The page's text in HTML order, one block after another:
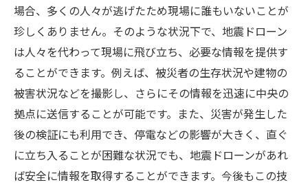
場合、多くの人々が逃げたため現場に誰もいないことが
珍しくありません。そのような状況下で、地震ドローン
は人々を代わって現場に飛び立ち、必要な情報を提供す
ることができます。例えば、被災者の生存状況や建物の
被害状況などを撮影し、さらにその情報を迅速に中央の
拠点に送信することが可能です。また、災害が発生した
後の検証にも利用でき、停電などの影響が大きく、直ぐ
に立ち入ることが困難な状況でも、地震ドローンがあれ
ば安全に情報を取得することができます。今後もこの技